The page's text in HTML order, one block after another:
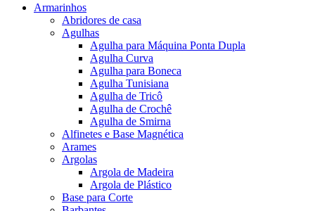
Armarinhos
Abridores de casa
Agulhas
Agulha para Máquina Ponta Dupla
Agulha Curva
Agulha para Boneca
Agulha Tunisiana
Agulha de Tricô
Agulha de Crochê
Agulha de Smirna
Alfinetes e Base Magnética
Arames
Argolas
Argola de Madeira
Argola de Plástico
Base para Corte